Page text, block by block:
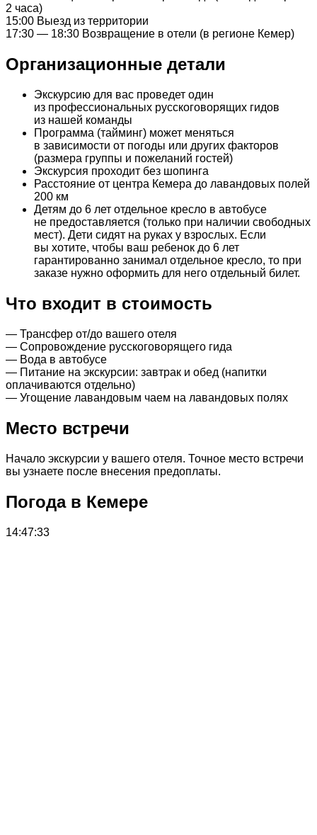
2 часа)
15:00 Выезд из территории
17:30 — 18:30 Возвращение в отели (в регионе Кемер)
Организационные детали
Экскурсию для вас проведет один
из профессиональных русскоговорящих гидов
из нашей команды
Программа (тайминг) может меняться
в зависимости от погоды или других факторов
(размера группы и пожеланий гостей)
Экскурсия проходит без шопинга
Расстояние от центра Кемера до лавандовых полей
200 км
Детям до 6 лет отдельное кресло в автобусе
не предоставляется (только при наличии свободных
мест). Дети сидят на руках у взрослых. Если
вы хотите, чтобы ваш ребенок до 6 лет
гарантированно занимал отдельное кресло, то при
заказе нужно оформить для него отдельный билет.
Что входит в стоимость
— Трансфер от/до вашего отеля
— Сопровождение русскоговорящего гида
— Вода в автобусе
— Питание на экскурсии: завтрак и обед (напитки
оплачиваются отдельно)
— Угощение лавандовым чаем на лавандовых полях
Место встречи
Начало экскурсии у вашего отеля. Точное место встречи
вы узнаете после внесения предоплаты.
Погода в Кемере
14:47:33